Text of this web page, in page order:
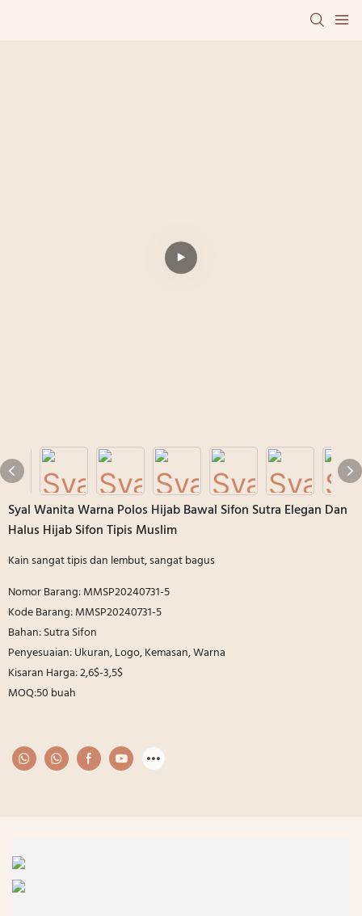
Syal Wanita Warna Polos Hijab Bawal Sifon Sutra Elegan Dan
Halus Hijab Sifon Tipis Muslim
Kain sangat tipis dan lembut, sangat bagus
Nomor Barang: MMSP20240731-5
Kode Barang: MMSP20240731-5
Bahan: Sutra Sifon
Penyesuaian: Ukuran, Logo, Kemasan, Warna
Kisaran Harga: 2,6$-3,5$
MOQ:50 buah